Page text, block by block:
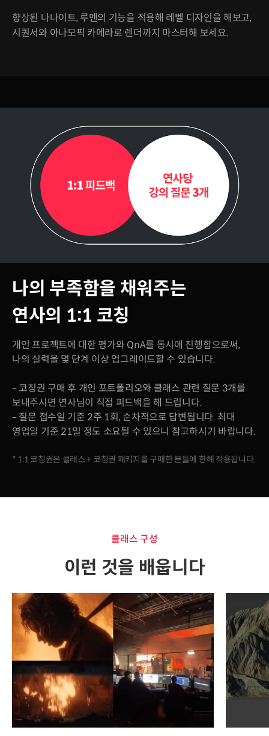
향상된 나나이트, 루멘의 기능을 적용해 레벨 디자인을 해보고,
시퀀서와 아나모픽 카메라로 렌더까지 마스터해 보세요.
나의 부족함을 채워주는
연사의 1:1 코칭
개인 프로젝트에 대한 평가와 QnA를 동시에 진행함으로써,
나의 실력을 몇 단계 이상 업그레이드할 수 있습니다.
– 코칭권 구매 후 개인 포트폴리오와 클래스 관련 질문 3개를
보내주시면 연사님이 직접 피드백을 해 드립니다.
– 질문 접수일 기준 2주 1회, 순차적으로 답변됩니다. 최대
영업일 기준 21일 정도 소요될 수 있으니 참고하시기 바랍니다.
* 1:1 코칭권은 클래스 + 코칭권 패키지를 구매한 분들에 한해 적용됩니다.
클래스 구성
이런 것을 배웁니다